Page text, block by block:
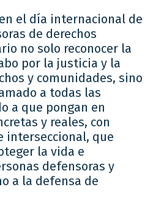
el día internacional de
de derechos
no solo reconocer la
por la justicia y la
y comunidades, sino
a todas las
a que pongan en
y reales, con
interseccional, que
la vida e
defensoras y
a la defensa de